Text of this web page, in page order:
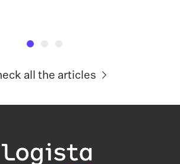
all the articles